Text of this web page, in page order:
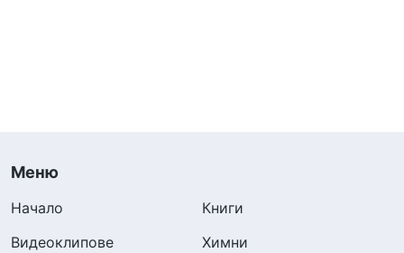
Меню
Начало
Книги
Видеоклипове
Химни